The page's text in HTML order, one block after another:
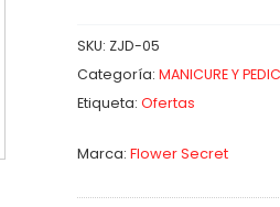
SKU: ZJD-05
Categoría: MANICURE Y
Etiqueta: Ofertas
Marca: Flower Secret